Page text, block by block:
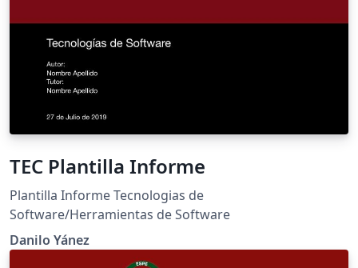
TEC Plantilla Informe
Plantilla Informe Tecnologias de
Software/Herramientas de Software
Danilo Yánez